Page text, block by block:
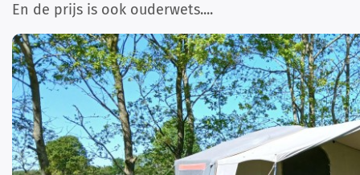
En de prijs is ook ouderwets....